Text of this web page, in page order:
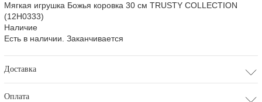
Мягкая игрушка Божья коровка 30 см TRUSTY COLLECTION
(12H0333)
Наличие
Есть в наличии. Заканчивается
Доставка
Оплата